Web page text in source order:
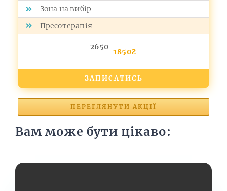
Зона на вибір
Пресотерапія
2650
1850₴
ЗАПИСАТИСЬ
ПЕРЕГЛЯНУТИ АКЦІЇ
Вам може бути цікаво: